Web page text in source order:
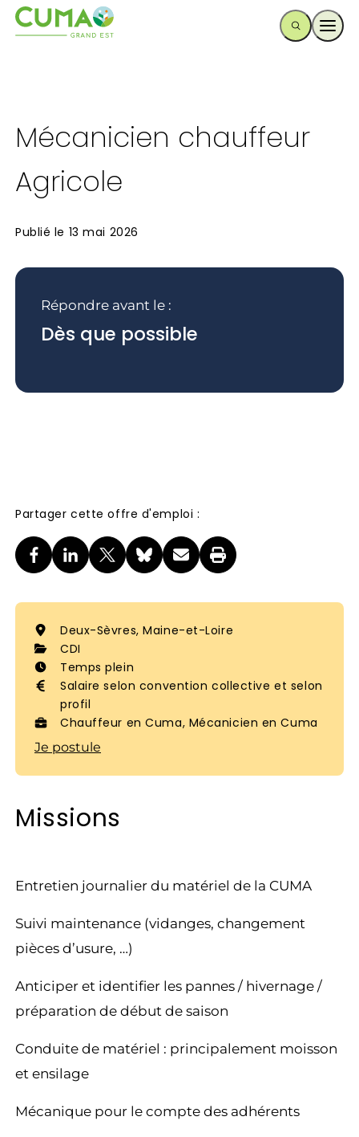
Mécanicien chauffeur
Agricole
Publié le 13 mai 2026
Répondre avant le :
Dès que possible
Partager cette offre d'emploi :
Deux-Sèvres, Maine-et-Loire
CDI
Temps plein
Salaire selon convention collective et selon
profil
Chauffeur en Cuma, Mécanicien en Cuma
Je postule
Missions
Entretien journalier du matériel de la CUMA
Suivi maintenance (vidanges, changement
pièces d’usure, …)
Anticiper et identifier les pannes / hivernage /
préparation de début de saison
Conduite de matériel : principalement moisson
et ensilage
Mécanique pour le compte des adhérents